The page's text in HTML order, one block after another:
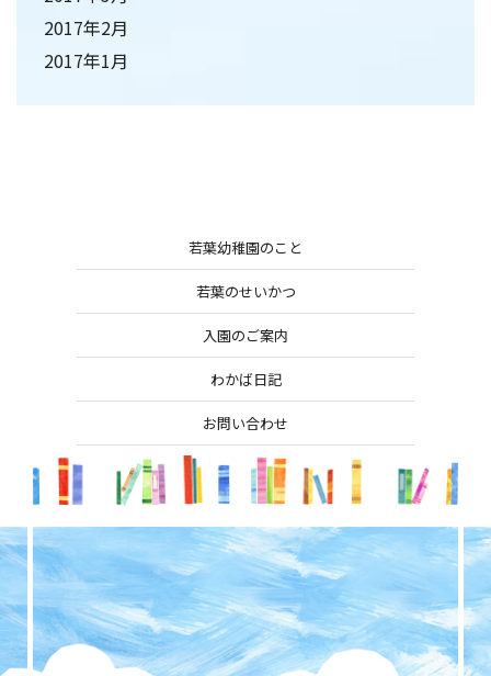
2017年2月
2017年1月
若葉幼稚園のこと
若葉のせいかつ
入園のご案内
わかば日記
お問い合わせ